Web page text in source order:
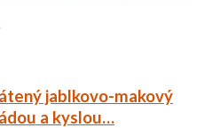
jablkovo-makový
a kyslou…